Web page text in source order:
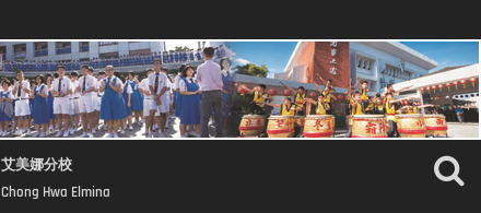
艾美娜分校
Chong Hwa Elmina